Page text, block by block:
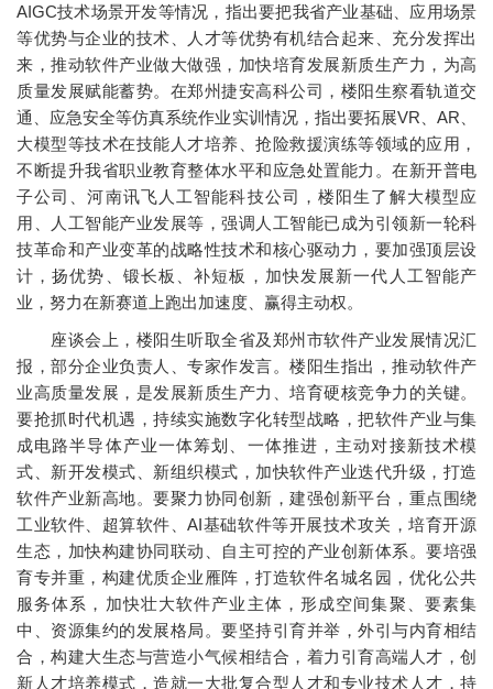
AIGC技术场景开发等情况，指出要把我省产业基础、应用场景
等优势与企业的技术、人才等优势有机结合起来、充分发挥出
来，推动软件产业做大做强，加快培育发展新质生产力，为高
质量发展赋能蓄势。在郑州捷安高科公司，楼阳生察看轨道交
通、应急安全等仿真系统作业实训情况，指出要拓展VR、AR、
大模型等技术在技能人才培养、抢险救援演练等领域的应用，
不断提升我省职业教育整体水平和应急处置能力。在新开普电
子公司、河南讯飞人工智能科技公司，楼阳生了解大模型应
用、人工智能产业发展等，强调人工智能已成为引领新一轮科
技革命和产业变革的战略性技术和核心驱动力，要加强顶层设
计，扬优势、锻长板、补短板，加快发展新一代人工智能产
业，努力在新赛道上跑出加速度、赢得主动权。
座谈会上，楼阳生听取全省及郑州市软件产业发展情况汇
报，部分企业负责人、专家作发言。楼阳生指出，推动软件产
业高质量发展，是发展新质生产力、培育硬核竞争力的关键。
要抢抓时代机遇，持续实施数字化转型战略，把软件产业与集
成电路半导体产业一体筹划、一体推进，主动对接新技术模
式、新开发模式、新组织模式，加快软件产业迭代升级，打造
软件产业新高地。要聚力协同创新，建强创新平台，重点围绕
工业软件、超算软件、AI基础软件等开展技术攻关，培育开源
生态，加快构建协同联动、自主可控的产业创新体系。要培强
育专并重，构建优质企业雁阵，打造软件名城名园，优化公共
服务体系，加快壮大软件产业主体，形成空间集聚、要素集
中、资源集约的发展格局。要坚持引育并举，外引与内育相结
合，构建大生态与营造小气候相结合，着力引育高端人才，创
新人才培养模式，造就一大批复合型人才和专业技术人才，持